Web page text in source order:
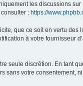
les discussions sur
: https://
que ce soit en vertu des
à votre fournisseur
seule discrétion. En tant
sans votre consentement,